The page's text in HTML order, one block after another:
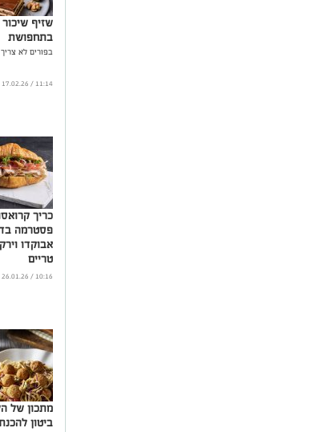
שזיף שיכור
בתחפושת
בפורים לא
11:14 / 17.02.26
כריך
פסטרמה
אבוקדו
טריים
...
10:16 / 26.01.26
מתכון של
ביטון